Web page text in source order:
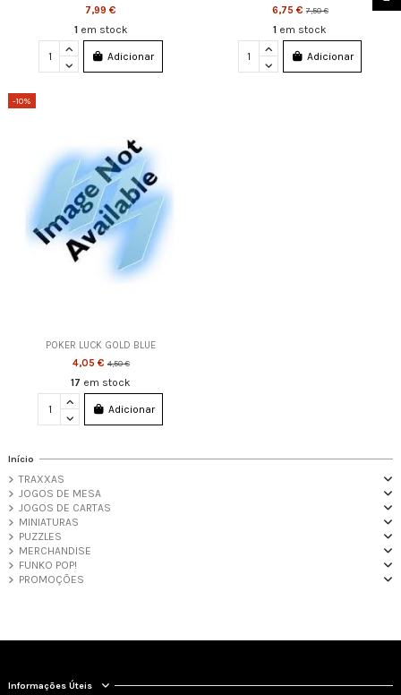
7,99 €
1 em stock
Adicionar
6,75 €7,50 €
1 em stock
Adicionar
-10%
POKER LUCK GOLD BLUE
4,05 €4,50 €
17 em stock
Adicionar
Início
TRAXXAS
JOGOS DE MESA
JOGOS DE CARTAS
MINIATURAS
PUZZLES
MERCHANDISE
FUNKO POP!
PROMOÇÕES
Informações Úteis